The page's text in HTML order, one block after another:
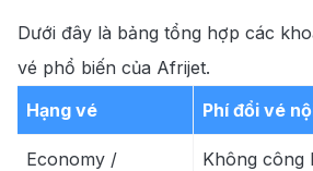
Dưới đây là bảng tổng hợp các
vé phổ biến của Afrijet.
Hạng vé
Phí đổi vé
Economy / Không công